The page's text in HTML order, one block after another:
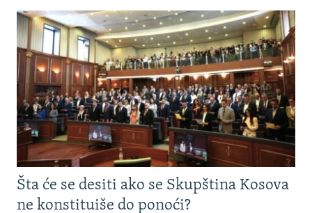
Šta će se desiti ako se Skupština Kosova
ne konstituiše do ponoći?